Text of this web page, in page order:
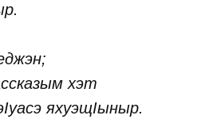
хэт
яхуэщIыныр.